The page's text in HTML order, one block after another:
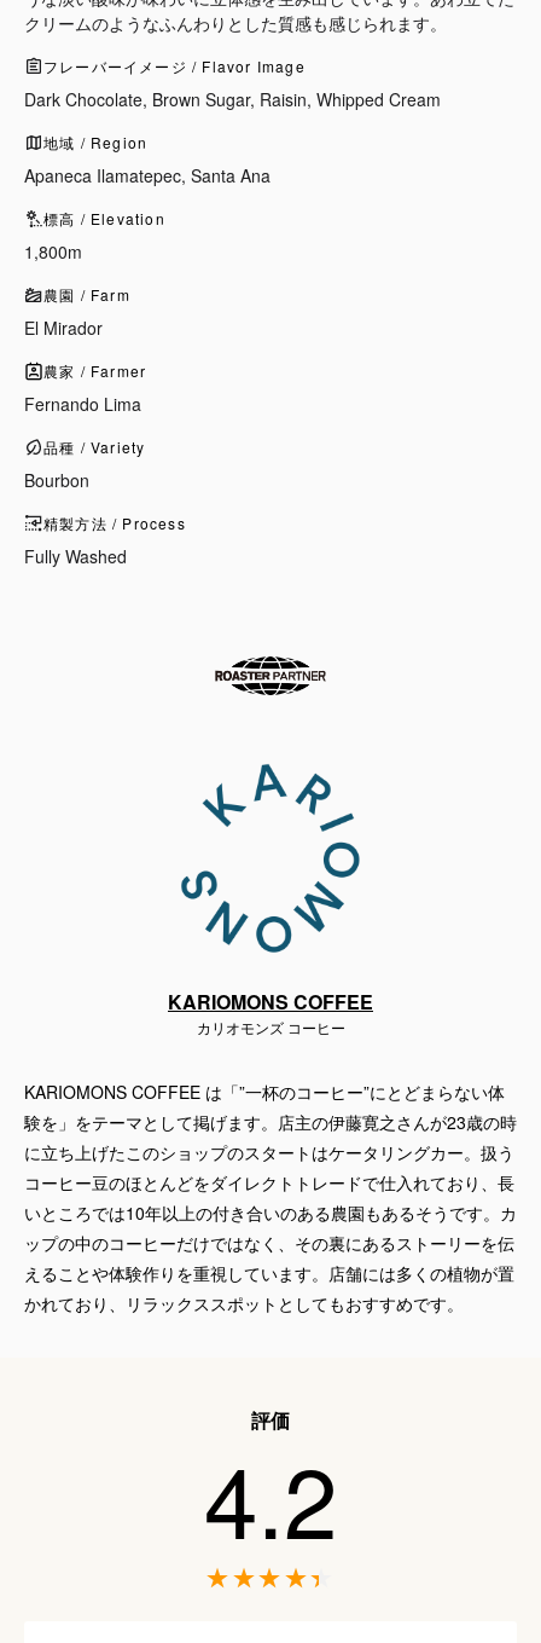
クリームのようなふんわりとした質感も感じられます。
フレーバーイメージ / Flavor Image
Dark Chocolate, Brown Sugar, Raisin, Whipped Cream
地域 / Region
Apaneca Ilamatepec, Santa Ana
標高 / Elevation
1,800m
農園 / Farm
El Mirador
農家 / Farmer
Fernando Lima
品種 / Variety
Bourbon
精製方法 / Process
Fully Washed
KARIOMONS COFFEE
カリオモンズ コーヒー
KARIOMONS COFFEE は「”一杯のコーヒー”にとどまらない体
験を」をテーマとして掲げます。店主の伊藤寛之さんが23歳の時
に立ち上げたこのショップのスタートはケータリングカー。扱う
コーヒー豆のほとんどをダイレクトトレードで仕入れており、長
いところでは10年以上の付き合いのある農園もあるそうです。カ
ップの中のコーヒーだけではなく、その裏にあるストーリーを伝
えることや体験作りを重視しています。店舗には多くの植物が置
かれており、リラックススポットとしてもおすすめです。
評価
4.2